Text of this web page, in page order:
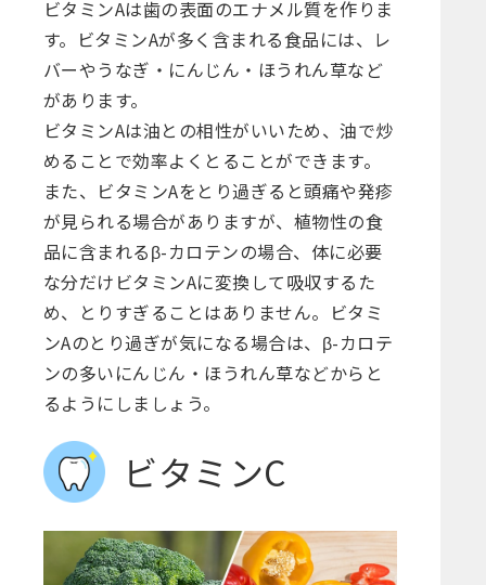
ビタミンAは歯の表面のエナメル質を作りま
す。ビタミンAが多く含まれる食品には、レ
バーやうなぎ・にんじん・ほうれん草など
があります。
ビタミンAは油との相性がいいため、油で炒
めることで効率よくとることができます。
また、ビタミンAをとり過ぎると頭痛や発疹
が見られる場合がありますが、植物性の食
品に含まれるβ-カロテンの場合、体に必要
な分だけビタミンAに変換して吸収するた
め、とりすぎることはありません。ビタミ
ンAのとり過ぎが気になる場合は、β-カロテ
ンの多いにんじん・ほうれん草などからと
るようにしましょう。
ビタミンC